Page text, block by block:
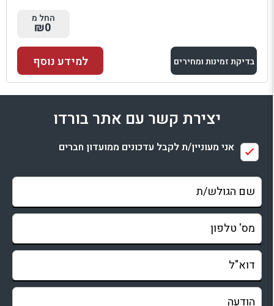
החל מ
₪0
בדיקת זמינות ומחירים
למתחם זה
בדיקת זמינות ומחירים
למידע נוסף
יצירת קשר עם אתר בורדו
אני מעוניין/ת לקבל עדכונים ממועדון חברים